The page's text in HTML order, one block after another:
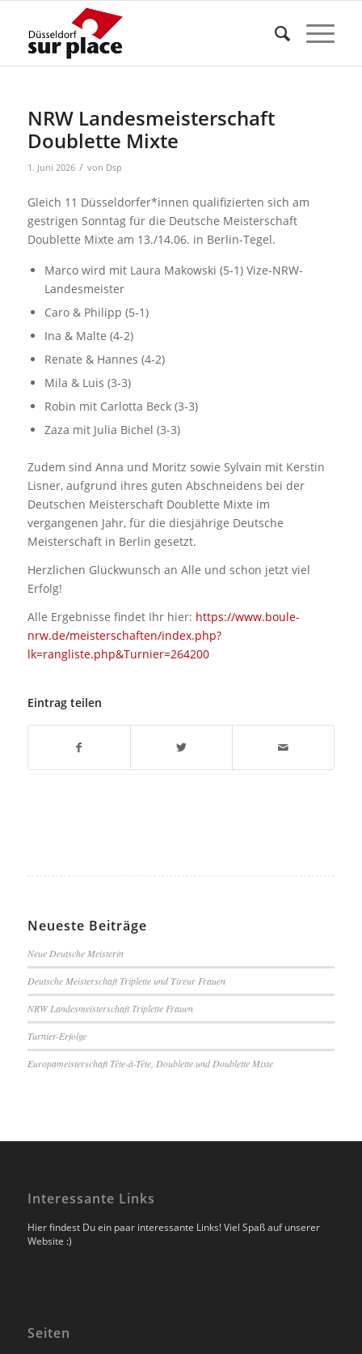
NRW Landesmeisterschaft
Doublette Mixte
1. Juni 2026 / von Dsp
Gleich 11 Düsseldorfer*innen qualifizierten sich am
gestrigen Sonntag für die Deutsche Meisterschaft
Doublette Mixte am 13./14.06. in Berlin-Tegel.
Marco wird mit Laura Makowski (5-1) Vize-NRW-
Landesmeister
Caro & Philipp (5-1)
Ina & Malte (4-2)
Renate & Hannes (4-2)
Mila & Luis (3-3)
Robin mit Carlotta Beck (3-3)
Zaza mit Julia Bichel (3-3)
Zudem sind Anna und Moritz sowie Sylvain mit Kerstin
Lisner, aufgrund ihres guten Abschneidens bei der
Deutschen Meisterschaft Doublette Mixte im
vergangenen Jahr, für die diesjährige Deutsche
Meisterschaft in Berlin gesetzt.
Herzlichen Glückwunsch an Alle und schon jetzt viel
Erfolg!
Alle Ergebnisse findet Ihr hier: https://www.boule-
nrw.de/meisterschaften/index.php?
lk=rangliste.php&Turnier=264200
Eintrag teilen
Neueste Beiträge
Neue Deutsche Meisterin
Deutsche Meisterschaft Triplette und Tireur Frauen
NRW Landesmeisterschaft Triplette Frauen
Turnier-Erfolge
Europameisterschaft Tête-à-Tête, Doublette und Doublette Mixte
Interessante Links
Hier findest Du ein paar interessante Links! Viel Spaß auf unserer
Website :)
Seiten